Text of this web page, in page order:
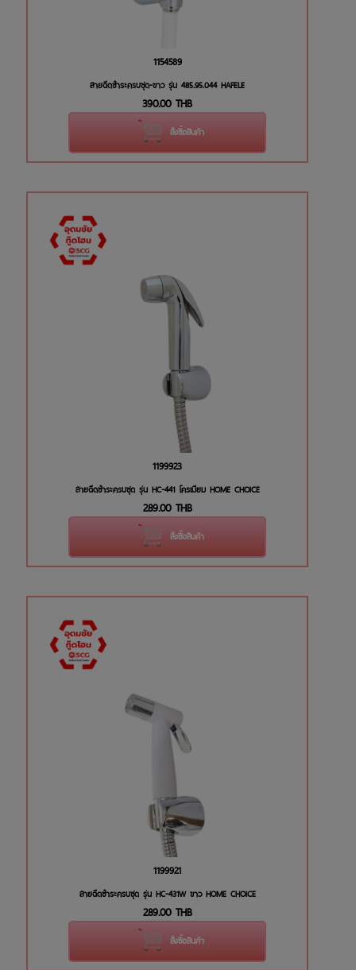
1154589
สายฉีดชำระครบชุด-ขาว รุ่น 485.95.044 HAFELE
390.00 THB
สั่งซื้อสินค้า
1199923
สายฉีดชำระครบชุด รุ่น HC-441 โครเมียม HOME CHOICE
289.00 THB
สั่งซื้อสินค้า
1199921
สายฉีดชำระครบชุด รุ่น HC-431W ขาว HOME CHOICE
289.00 THB
สั่งซื้อสินค้า